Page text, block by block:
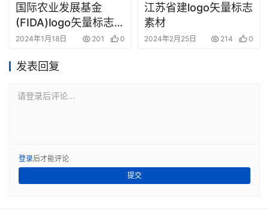
国际农业发展基金
(FIDA)logo矢量标志素
材
2024年1月18日 201 0
江苏省建logo矢量标志
素材
2024年2月25日 214 0
发表回复
请登录后评论...
登录后才能评论
提交